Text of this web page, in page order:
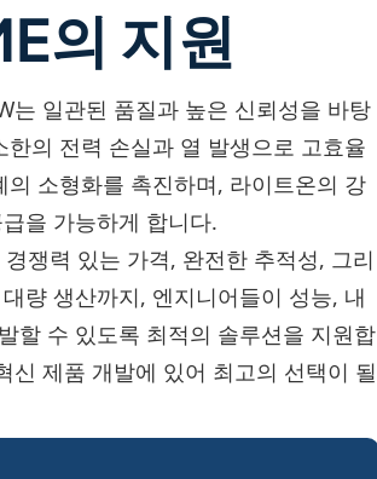
의 지원
는 일관된 품질과 높은 신뢰성을 바탕
의 전력 손실과 열 발생으로 고효율
소형화를 촉진하며, 라이트온의 강
을 가능하게 합니다.
쟁력 있는 가격, 완전한 추적성, 그리
량 생산까지, 엔지니어들이 성능, 내
할 수 있도록 최적의 솔루션을 지원합
신 제품 개발에 있어 최고의 선택이 될